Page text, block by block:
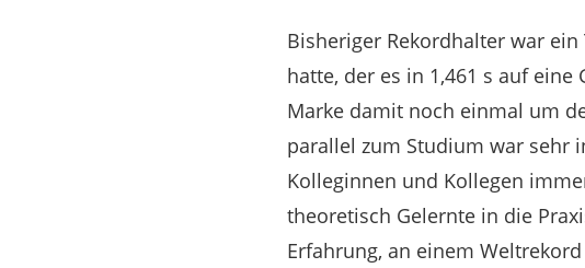
Bisheriger Rekordhalter war
hatte, der es in 1,461 s auf
Marke damit noch einmal um
parallel zum Studium war sehr
Kolleginnen und Kollegen
theoretisch Gelernte in die
Erfahrung, an einem